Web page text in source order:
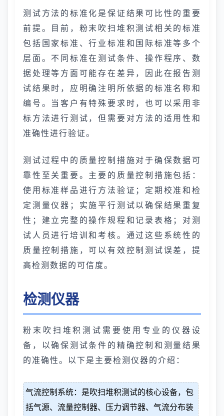
测试方法的标准化是保证结果可比性的重要
前提。目前，粉末吹扫堆积测试相关的标准
包括国家标准、行业标准和国际标准等多个
层面。不同标准在测试条件、操作程序、数
据处理等方面可能存在差异，因此在报告测
试结果时，应明确注明所依据的标准名称和
编号。当客户有特殊要求时，也可以采用非
标方法进行测试，但需要对方法的适用性和
准确性进行验证。
测试过程中的质量控制措施对于确保数据可
靠性至关重要。主要的质量控制措施包括：
使用标准样品进行方法验证；定期校准和检
定测量仪器；实施平行测试以确保结果重复
性；建立完整的操作规程和记录表格；对测
试人员进行培训和考核。通过这些系统性的
质量控制措施，可以有效控制测试误差，提
高检测数据的可信度。
检测仪器
粉末吹扫堆积测试需要使用专业的仪器设
备，以确保测试条件的精确控制和测量结果
的准确性。以下是主要检测仪器的介绍：
气流控制系统：是吹扫堆积测试的核心设备，包
括气源、流量控制器、压力调节器、气流分布装